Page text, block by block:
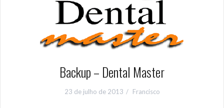
Backup – Dental Master
23 de julho de 2013 Francisco